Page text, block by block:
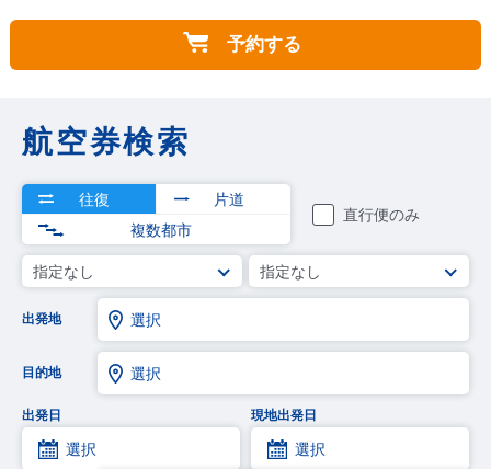
望の場合は関連会社をご案内致しますので、お気軽にお
申し付けください。
予約する
航空券検索
往復
片道
複数都市
直行便のみ
指定なし 指定なし
出発地 選択
目的地 選択
出発日
選択
現地出発日
選択